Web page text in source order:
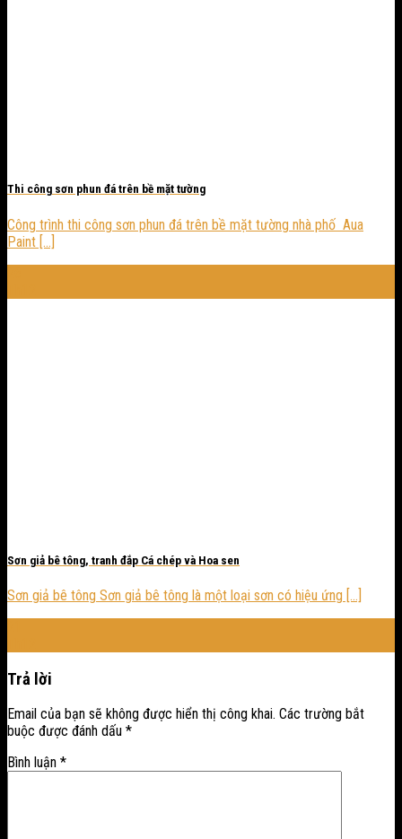
Thi công sơn phun đá trên bề mặt tường
Công trình thi công sơn phun đá trên bề mặt tường nhà phố Aua
Paint [...]
Sơn giả bê tông, tranh đắp Cá chép và Hoa sen
Sơn giả bê tông Sơn giả bê tông là một loại sơn có hiệu ứng [...]
Trả lời
Email của bạn sẽ không được hiển thị công khai. Các trường bắt
buộc được đánh dấu *
Bình luận *